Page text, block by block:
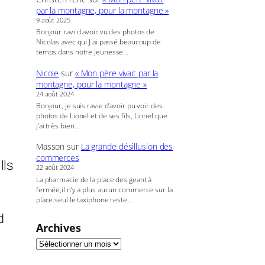
par la montagne, pour la montagne »
9 août 2025
Bonjour ravi d avoir vu des photos de
Nicolas avec qui J ai passé beaucoup de
temps dans notre jeunesse…
Nicole sur« Mon père vivait par la
montagne, pour la montagne »
24 août 2024
Bonjour, je suis ravie d’avoir pu voir des
photos de Lionel et de ses fils, Lionel que
j’ai très bien…
Masson sur La grande désillusion des
commerces
22 août 2024
La pharmacie de la place des geant à
fermée,il n’y a plus aucun commerce sur la
place.seul le taxiphone reste…
Archives